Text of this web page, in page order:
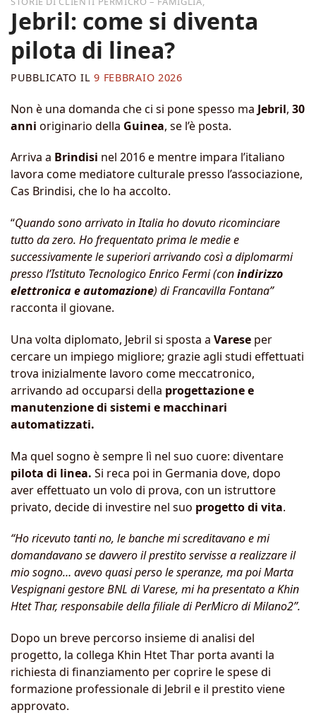
Jebril: come si diventa
pilota di linea?
PUBBLICATO IL9 FEBBRAIO 2026
Non è una domanda che ci si pone spesso ma Jebril, 30
anni originario della Guinea, se l’è posta.
Arriva a Brindisi nel 2016 e mentre impara l’italiano
lavora come mediatore culturale presso l’associazione,
Cas Brindisi, che lo ha accolto.
“Quando sono arrivato in Italia ho dovuto ricominciare
tutto da zero. Ho frequentato prima le medie e
successivamente le superiori arrivando così a diplomarmi
presso l’Istituto Tecnologico Enrico Fermi (conindirizzo
elettronica e automazione) di Francavilla Fontana”
racconta il giovane.
Una volta diplomato, Jebril si sposta a Varese per
cercare un impiego migliore; grazie agli studi effettuati
trova inizialmente lavoro come meccatronico,
arrivando ad occuparsi della progettazione e
manutenzione di sistemi e macchinari
automatizzati.
Ma quel sogno è sempre lì nel suo cuore: diventare
pilota di linea. Si reca poi in Germania dove, dopo
aver effettuato un volo di prova, con un istruttore
privato, decide di investire nel suo progetto di vita.
“Ho ricevuto tanti no, le banche mi screditavano e mi
domandavano se davvero il prestito servisse a realizzare il
mio sogno… avevo quasi perso le speranze, ma poi Marta
Vespignani gestore BNL di Varese, mi ha presentato a Khin
Htet Thar, responsabile della filiale di PerMicro di Milano2”.
Dopo un breve percorso insieme di analisi del
progetto, la collega Khin Htet Thar porta avanti la
richiesta di finanziamento per coprire le spese di
formazione professionale di Jebril e il prestito viene
approvato.